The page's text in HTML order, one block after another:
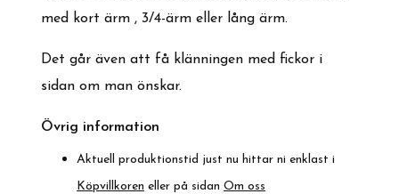
med kort ärm , 3/4-ärm eller lång ärm.
Det går även att få klänningen med fickor i
sidan om man önskar.
Övrig information
Aktuell produktionstid just nu hittar ni enklast i
Köpvillkoren eller på sidan Om oss